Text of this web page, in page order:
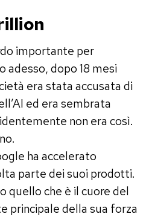
importante per
dopo 18 mesi
era stata accusata di
ed era sembrata
non era così.
ha accelerato
parte dei suoi prodotti.
quello che è il cuore del
principale della sua forza